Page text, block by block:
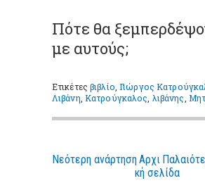
Πότε θα
με αυτούς;
Ετικέτεςβιβλίο ,Γιώργος
Λιβάνη Κατρούγκαλος λιβάνης
Νεότερη ανάρτησηΑρχι
κή σελίδα